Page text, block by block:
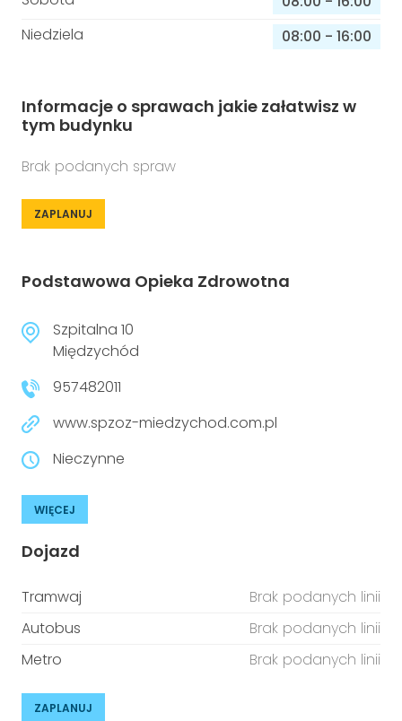
Niedziela
08:00 - 16:00
Informacje o sprawach jakie załatwisz w
tym budynku
Brak podanych spraw
ZAPLANUJ
Podstawowa Opieka Zdrowotna
Szpitalna 10
Międzychód
957482011
www.spzoz-miedzychod.com.pl
Nieczynne
WIĘCEJ
Dojazd
Tramwaj
Brak podanych linii
Autobus
Brak podanych linii
Metro
Brak podanych linii
ZAPLANUJ